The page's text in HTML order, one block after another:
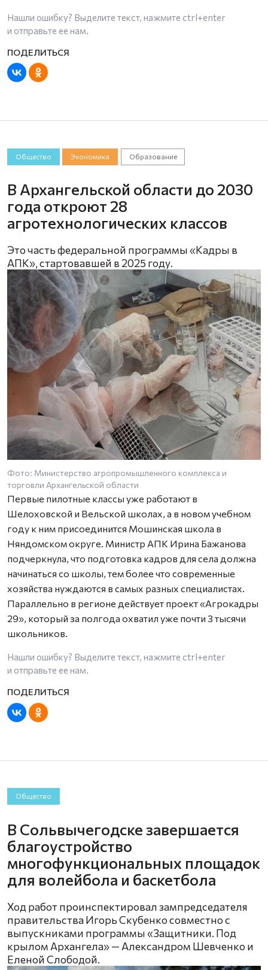
Нашли ошибку? Выделите текст, нажмите ctrl+enter
и отправьте ее нам.
Общество Экономика Образование
В Архангельской области до 2030
года откроют 28
агротехнологических классов
Это часть федеральной программы «Кадры в
АПК», стартовавшей в 2025 году.
Фото: Министерство агропромышленного комплекса и
торговли Архангельской области
Первые пилотные классы уже работают в
Шелоховской и Вельской школах, а в новом учебном
году к ним присоединится Мошинская школа в
Няндомском округе. Министр АПК Ирина Бажанова
подчеркнула, что подготовка кадров для села должна
начинаться со школы, тем более что современные
хозяйства нуждаются в самых разных специалистах.
Параллельно в регионе действует проект «Агрокадры
29», который за полгода охватил уже почти 3 тысячи
школьников.
Нашли ошибку? Выделите текст, нажмите ctrl+enter
и отправьте ее нам.
Общество
В Сольвычегодске завершается
благоустройство
многофункциональных площадок
для волейбола и баскетбола
Ход работ проинспектировал зампредседателя
правительства Игорь Скубенко совместно с
выпускниками программы «Защитники. Под
крылом Архангела» — Александром Шевченко и
Еленой Слободой.